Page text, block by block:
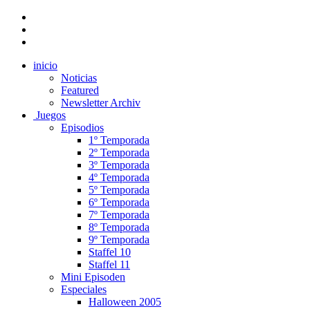
inicio
Noticias
Featured
Newsletter Archiv
Juegos
Episodios
1º Temporada
2º Temporada
3º Temporada
4º Temporada
5º Temporada
6º Temporada
7º Temporada
8º Temporada
9º Temporada
Staffel 10
Staffel 11
Mini Episoden
Especiales
Halloween 2005